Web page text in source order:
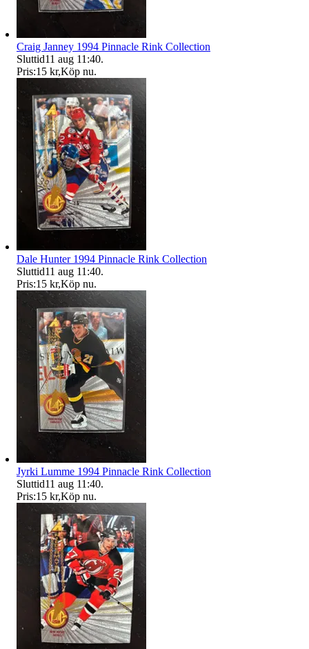
Craig Janney 1994 Pinnacle Rink Collection
Sluttid11 aug 11:40.
Pris:15 kr,Köp nu.
Dale Hunter 1994 Pinnacle Rink Collection
Sluttid11 aug 11:40.
Pris:15 kr,Köp nu.
Jyrki Lumme 1994 Pinnacle Rink Collection
Sluttid11 aug 11:40.
Pris:15 kr,Köp nu.